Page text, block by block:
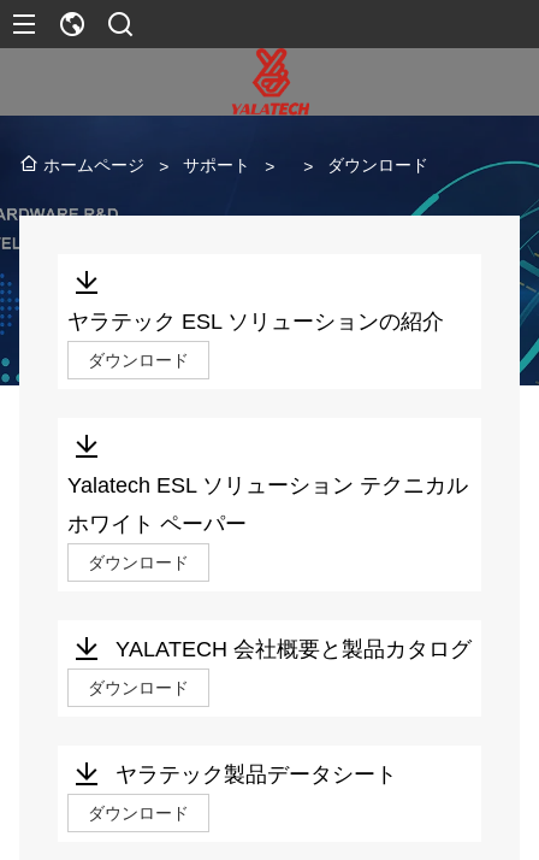
ホームページ > サポート > > ダウンロード
ヤラテック ESL ソリューションの紹介
ダウンロード
Yalatech ESL ソリューション テクニカル
ホワイト ペーパー
ダウンロード
YALATECH 会社概要と製品カタログ
ダウンロード
ヤラテック製品データシート
ダウンロード